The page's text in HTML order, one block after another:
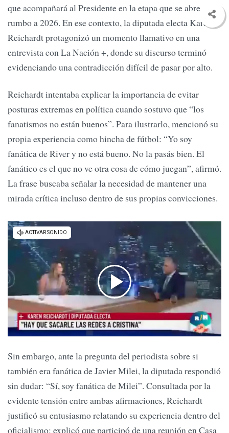
que acompañará al Presidente en la etapa que se abre
rumbo a 2026. En ese contexto, la diputada electa Karen
Reichardt protagonizó un momento llamativo en una
entrevista conLa Nación +, donde su discurso terminó
evidenciando una contradicción difícil de pasar por alto.
Reichardt intentaba explicar la importancia de evitar
posturas extremas en política cuando sostuvo que “los
fanatismos no están buenos”. Para ilustrarlo, mencionó su
propia experiencia como hincha de fútbol: “Yo soy
fanática de River y no está bueno. No la pasás bien. El
fanático es el que no ve otra cosa de cómo juegan”, afirmó.
La frase buscaba señalar la necesidad de mantener una
mirada crítica incluso dentro de sus propias convicciones.
Sin embargo, ante la pregunta del periodista sobre si
también era fanática de Javier Milei, la diputada respondió
sin dudar: “Sí, soy fanática de Milei”. Consultada por la
evidente tensión entre ambas afirmaciones, Reichardt
justificó su entusiasmo relatando su experiencia dentro del
oficialismo: explicó que participó de una reunión en Casa